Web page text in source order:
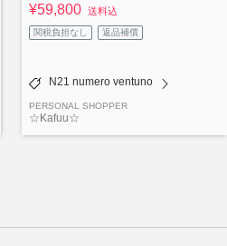
¥59,800 送料込
関税負担なし 返品補償
N21 numero ventuno
PERSONAL SHOPPER
☆Kafuu☆